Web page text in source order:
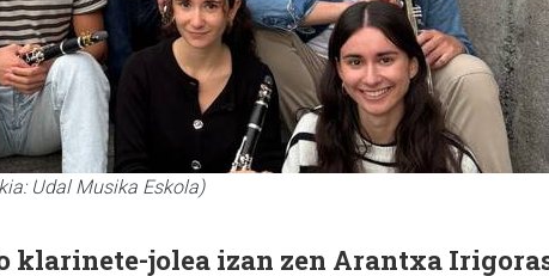
Udal Musika Eskola)
klarinete-jolea izan zen Arantxa